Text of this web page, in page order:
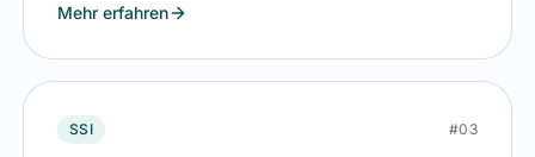
Mehr erfahren
SSI #03